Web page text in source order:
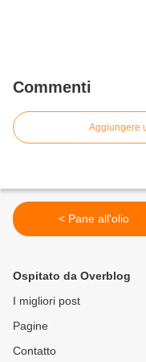
Commenti
Aggiungere
< Pane all'olio
Ospitato da Overblog
I migliori post
Pagine
Contatto